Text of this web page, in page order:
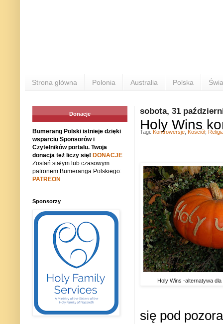
Strona główna Polonia Australia Polska
sobota, 31
Holy Wins
Holy Wins -alternatywa dla
się pod
Tagi: Kontrowersje Kościół,
Donacje
Bumerang Polski istnieje dzięki
wsparciu Sponsorów i
Czytelników portalu. Twoja
donacja też liczy się! DONACJE
Zostań stałym lub czasowym
patronem Bumeranga Polskiego:
PATREON
Sponsorzy